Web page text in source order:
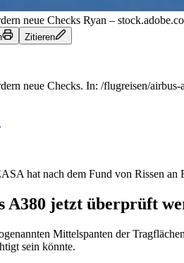
neue Checks Ryan –
Zitieren
neue Checks. In: /flugreisen/
hat nach dem Fund von Rissen
A380 jetzt überprüft
Mittelspanten der
sein könnte.